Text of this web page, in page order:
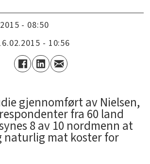
- 08:50
16.02.2015 - 10:56
gjennomført av Nielsen,
fra 60 land
8 av 10 nordmenn at
naturlig mat koster for